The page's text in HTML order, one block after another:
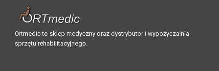
Ortmedic to sklep medyczny oraz dystrybutor i wypożyczalnia
sprzętu rehabilitacyjnego.